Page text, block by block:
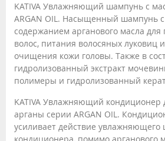
KATIVA Увлажняющий шампунь с
ARGAN OIL. Насыщенный шампунь
содержанием арганового масла для
волос, питания волосяных луковиц
очищения кожи головы. Также в
гидролизованный экстракт
полимеры и гидролизованный
KATIVA Увлажняющий кондиционер
арганы серии ARGAN OIL.
усиливает действие увлажняющего